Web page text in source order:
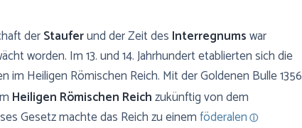
derStauferund der Zeit des Interregnumswar
worden. Im 13. und 14. Jahrhundert etablierten sich die
im Heiligen Römischen Reich. Mit der Goldenen Bulle 1356
Heiligen Römischen Reichzukünftig von dem
Gesetz machte das Reich zu einemföderalen